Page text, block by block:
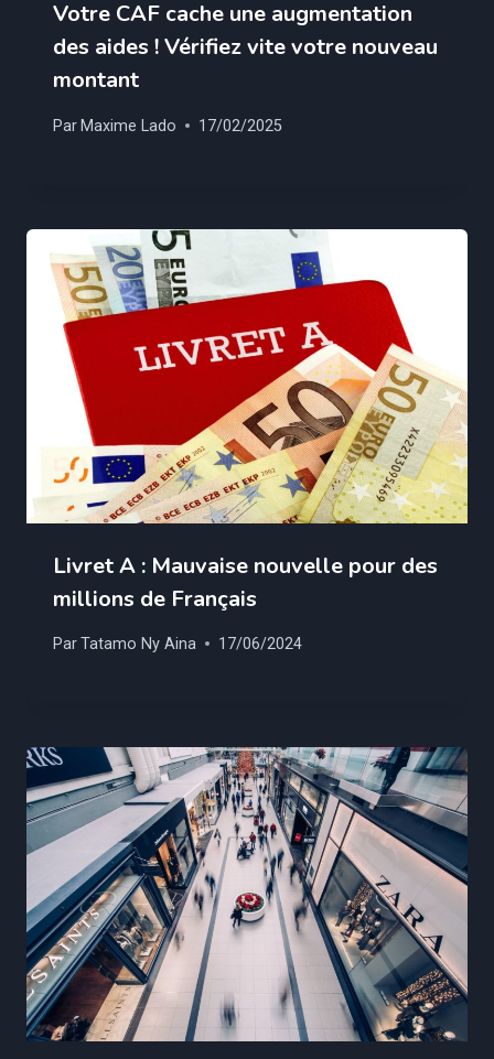
Votre CAF cache une augmentation
des aides ! Vérifiez vite votre nouveau
montant
Par Maxime Lado 17/02/2025
Livret A : Mauvaise nouvelle pour des
millions de Français
ParTatamo Ny Aina 17/06/2024